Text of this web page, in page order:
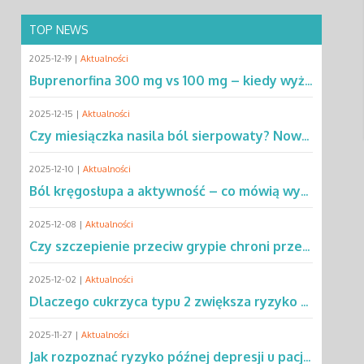
TOP NEWS
2025-12-19 | Aktualności
Buprenorfina 300 mg vs 100 mg – kiedy wyższa dawka ma przewagę? Sprawdź!
2025-12-15 | Aktualności
Czy miesiączka nasila ból sierpowaty? Nowe dane zmieniają podejście do SCD
2025-12-10 | Aktualności
Ból kręgosłupa a aktywność – co mówią wyniki rocznej obserwacji?
2025-12-08 | Aktualności
Czy szczepienie przeciw grypie chroni przed chorobą Parkinsona?
2025-12-02 | Aktualności
Dlaczego cukrzyca typu 2 zwiększa ryzyko gruźlicy? Poznaj mechanizmy
2025-11-27 | Aktualności
Jak rozpoznać ryzyko późnej depresji u pacjentów po leczeniu raka?